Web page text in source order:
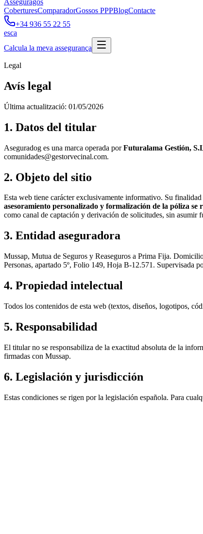
Asseguragos
CoberturesComparadorGossos PPPBlogContacte
+34 936 55 22 55
esca
Calcula la meva assegurança
Legal
Avís legal
Última actualització: 01/05/2026
1. Datos del titular
Aseguradog es una marca operada porFuturalama Gestión,
comunidades@gestorvecinal.com.
2. Objeto del sitio
Esta web tiene carácter exclusivamente informativo. Su
asesoramiento personalizado y formalización de la póliza
como canal de captación y derivación de solicitudes, sin asumir
3. Entidad aseguradora
Mussap, Mutua de Seguros y Reaseguros a Prima Fija.
Personas, apartado 5º, Folio 149, Hoja B-12.571. Supervisada
4. Propiedad intelectual
Todos los contenidos de esta web (textos, diseños, logotipos,
5. Responsabilidad
El titular no se responsabiliza de la exactitud absoluta de la
firmadas con Mussap.
6. Legislación y jurisdicción
Estas condiciones se rigen por la legislación española. Para